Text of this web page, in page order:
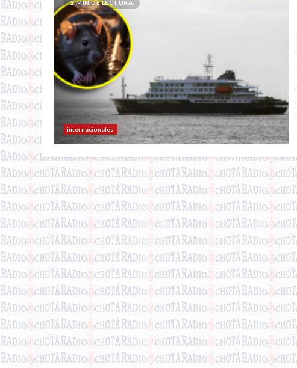
2 MIN DE LECTURA
internacionales